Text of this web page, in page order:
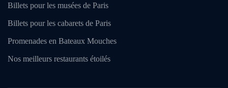
Billets pour les musées de Paris
Billets pour les cabarets de Paris
Promenades en Bateaux Mouches
Nos meilleurs restaurants étoilés